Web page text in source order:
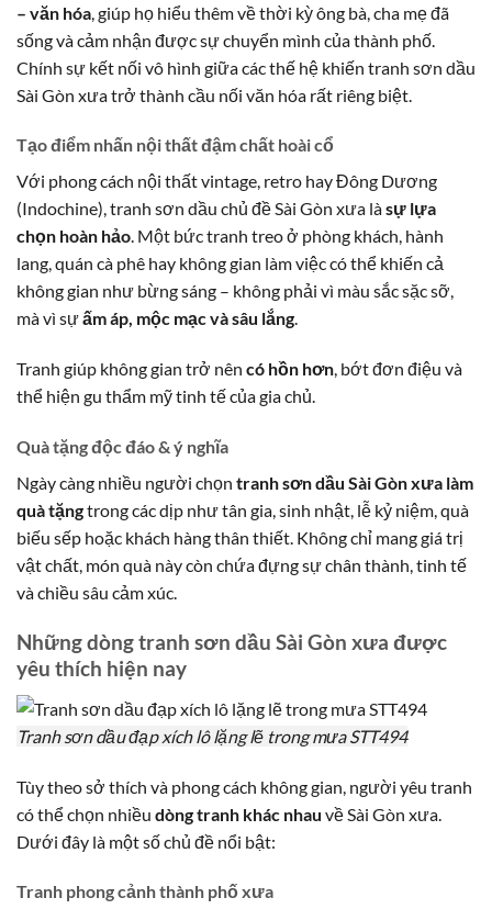
– văn hóa , giúp họ hiểu thêm về thời kỳ ông bà, cha mẹ đã
sống và cảm nhận được sự chuyển mình của thành phố.
Chính sự kết nối vô hình giữa các thế hệ khiến tranh sơn dầu
Sài Gòn xưa trở thành cầu nối văn hóa rất riêng biệt.
Tạo điểm nhấn nội thất đậm chất hoài cổ
Với phong cách nội thất vintage, retro hay Đông Dương
(Indochine), tranh sơn dầu chủ đề Sài Gòn xưa làsự lựa
chọn hoàn hảo. Một bức tranh treo ở phòng khách, hành
lang, quán cà phê hay không gian làm việc có thể khiến cả
không gian như bừng sáng – không phải vì màu sắc sặc sỡ,
mà vì sựấm áp, mộc mạc và sâu lắng.
Tranh giúp không gian trở nên có hồn hơn, bớt đơn điệu và
thể hiện gu thẩm mỹ tinh tế của gia chủ.
Quà tặng độc đáo & ý nghĩa
Ngày càng nhiều người chọn tranh sơn dầu Sài Gòn xưa làm
quà tặngtrong các dịp như tân gia, sinh nhật, lễ kỷ niệm, quà
biếu sếp hoặc khách hàng thân thiết. Không chỉ mang giá trị
vật chất, món quà này còn chứa đựng sự chân thành, tinh tế
và chiều sâu cảm xúc.
Những dòng tranh sơn dầu Sài Gòn xưa được
yêu thích hiện nay
Tranh sơn dầu đạp xích lô lặng lẽ trong mưa STT494
Tùy theo sở thích và phong cách không gian, người yêu tranh
có thể chọn nhiều dòng tranh khác nhau về Sài Gòn xưa.
Dưới đây là một số chủ đề nổi bật:
Tranh phong cảnh thành phố xưa